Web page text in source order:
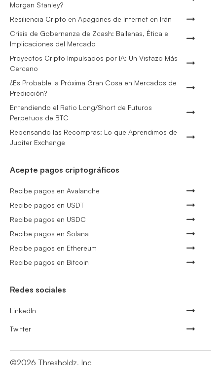
Morgan Stanley?
Resiliencia Cripto en Apagones de Internet en Irán
Crisis de Gobernanza de Zcash: Ballenas, Ética e
Implicaciones del Mercado
Proyectos Cripto Impulsados por IA: Un Vistazo Más
Cercano
¿Es Probable la Próxima Gran Cosa en Mercados de
Predicción?
Entendiendo el Ratio Long/Short de Futuros
Perpetuos de BTC
Repensando las Recompras: Lo que Aprendimos de
Jupiter Exchange
Acepte pagos criptográficos
Recibe pagos en Avalanche
Recibe pagos en USDT
Recibe pagos en USDC
Recibe pagos en Solana
Recibe pagos en Ethereum
Recibe pagos en Bitcoin
Redes sociales
LinkedIn
Twitter
©2026 Thresholdz, Inc